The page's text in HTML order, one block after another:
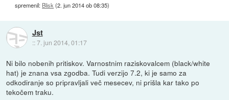
spremenil: Blisk (2. jun 2014 ob 08:35)
Jst
::7. jun 2014, 01:17
Ni bilo nobenih pritiskov. Varnostnim raziskovalcem (black/white
hat) je znana vsa zgodba. Tudi verzijo 7.2, ki je samo za
odkodiranje so pripravljali več mesecev, ni prišla kar tako po
tekočem traku.